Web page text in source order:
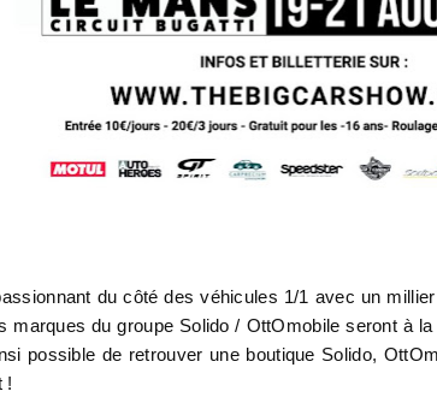
du côté des véhicules 1/1 avec un
marques du groupe Solido / OttOmobile seront à
possible de retrouver une boutique Solido,
!